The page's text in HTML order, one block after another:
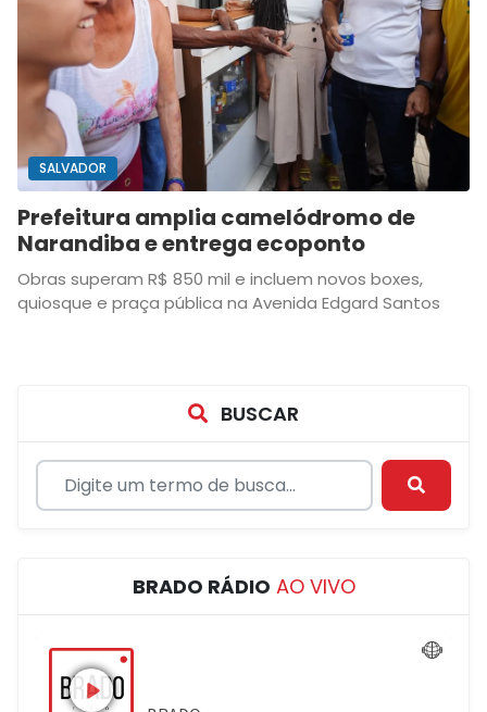
SALVADOR
Prefeitura amplia camelódromo de
Narandiba e entrega ecoponto
Obras superam R$ 850 mil e incluem novos boxes,
quiosque e praça pública na Avenida Edgard Santos
BUSCAR
BRADO RÁDIO AO VIVO